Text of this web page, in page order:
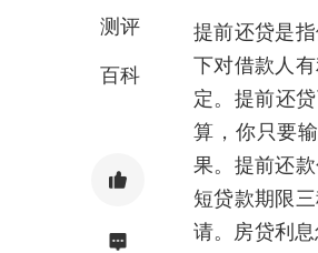
测评
百科
提前还贷是
下对借款人
定。提前还
算，你只要
果。提前还
短贷款期限
请。房贷利